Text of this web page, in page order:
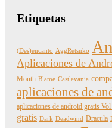
Etiquetas
(Des)encanto AggRetsuko
Aplicaciones de
Mouth Blame Castlevania
aplicaciones de
aplicaciones de android gratis
gratis Dark Deadwind Dracula